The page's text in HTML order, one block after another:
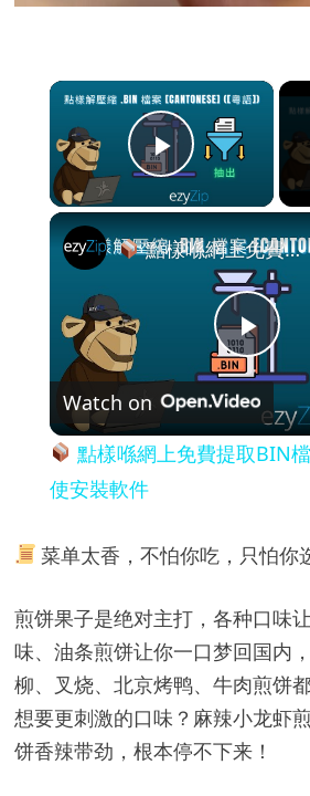
×
Play Video
P
l
y
V
i
d
點樣喺網上免費提取BIN檔案 [粵語] | 唔使安裝軟件
Watch on
點樣喺網上免費提取BIN
使安裝軟件
菜单太香，不怕你吃，只怕你
煎饼果子是绝对主打，各种口味
味、油条煎饼让你一口梦回国内
柳、叉烧、北京烤鸭、牛肉煎饼
想要更刺激的口味？麻辣小龙虾
饼香辣带劲，根本停不下来！